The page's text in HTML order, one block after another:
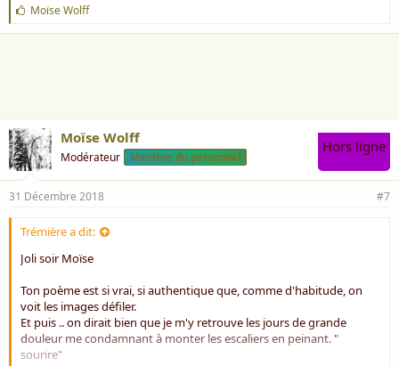
J
'
a
Moïse Wolff
Moïse Wolff
Modérateur Membre du personnel
Hors ligne
31 Décembre 2018 #7
Trémière a dit:
Joli soir Moïse
Ton poème est si vrai, si authentique que, comme d'habitude, on
voit les images défiler.
Et puis .. on dirait bien que je m'y retrouve les jours de grande
douleur me condamnant à monter les escaliers en peinant. "
sourire"